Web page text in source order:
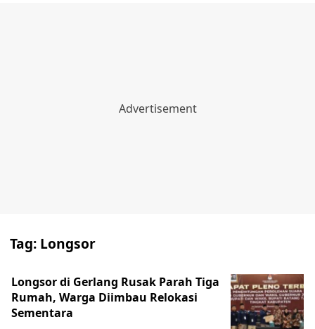
Tag: Longsor
Longsor di Gerlang Rusak Parah Tiga
Rumah, Warga Diimbau Relokasi
Sementara